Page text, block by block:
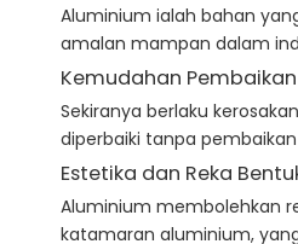
Aluminium ialah bahan
amalan mampan dalam
Kemudahan Pembaikan
Sekiranya berlaku
diperbaiki tanpa
Estetika dan Reka
Aluminium membolehkan
katamaran aluminium,